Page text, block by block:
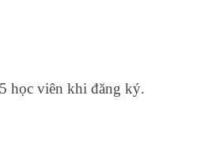
học viên khi đăng ký.